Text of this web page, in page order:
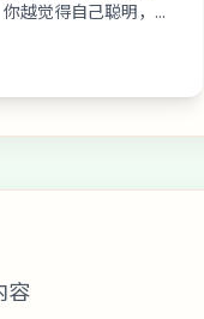
越觉得自己聪明，它
容